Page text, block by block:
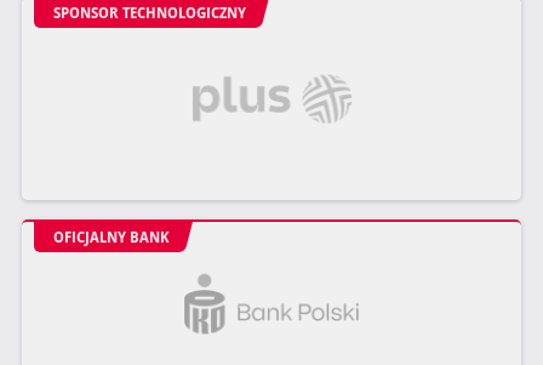
SPONSOR TECHNOLOGICZNY
OFICJALNY BANK